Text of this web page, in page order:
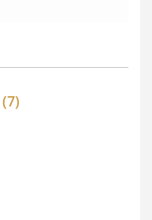
(7)